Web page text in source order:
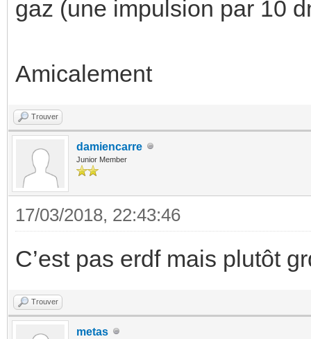
gaz (une impulsion par 10
Amicalement
Trouver
damiencarre
Junior Member
17/03/2018, 22:43:46
C’est pas erdf mais plutôt
Trouver
metas